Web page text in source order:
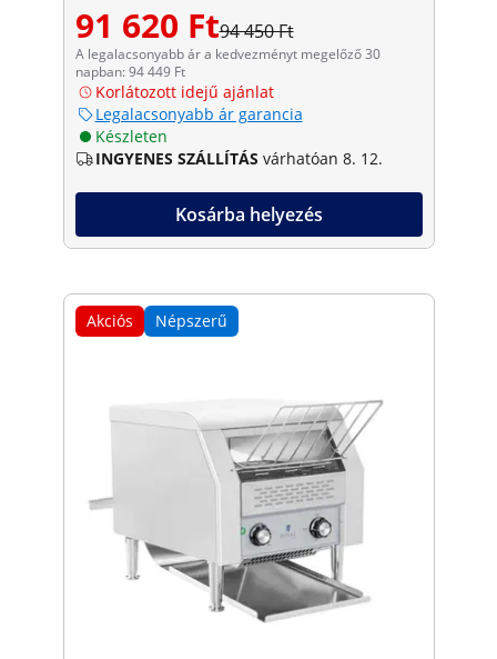
91 620 Ft94 450 Ft
A legalacsonyabb ár a kedvezményt megelőző 30
napban: 94 449 Ft
Korlátozott idejű ajánlat
Legalacsonyabb ár garancia
Készleten
INGYENES SZÁLLÍTÁS várhatóan 8. 12.
Kosárba helyezés
Akciós Népszerű